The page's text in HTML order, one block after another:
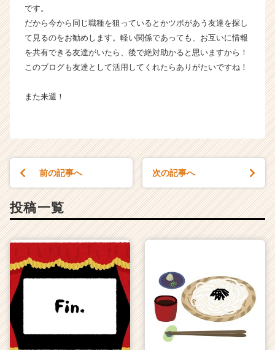
e
r）
です。
だから今から同じ職種を狙っているとかツボがあう友達を探し
て見るのをお勧めします。軽い関係であっても、お互いに情報
を共有できる友達がいたら、後で絶対助かると思いますから！
このブログも友達として活用してくれたらありがたいですね！
また来週！
前の記事へ 次の記事へ
投稿一覧